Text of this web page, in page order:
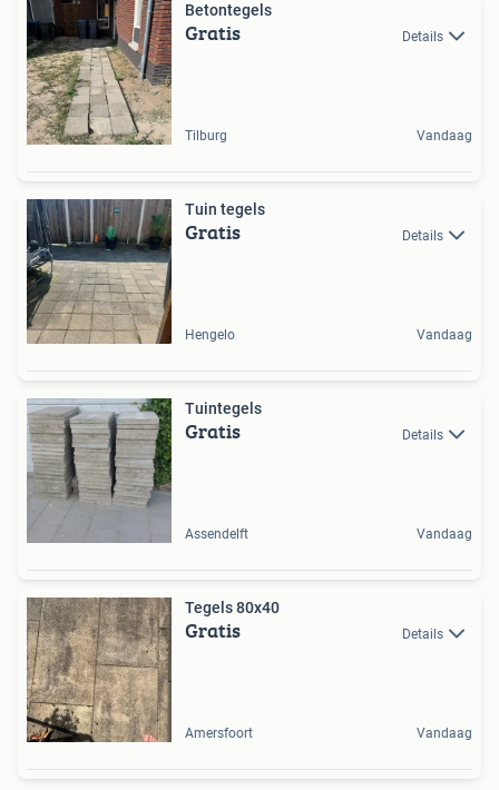
Betontegels
Gratis Details
Tilburg Vandaag
Tuin tegels
Gratis Details
Hengelo Vandaag
Tuintegels
Gratis Details
Assendelft Vandaag
Tegels 80x40
Gratis Details
Amersfoort Vandaag